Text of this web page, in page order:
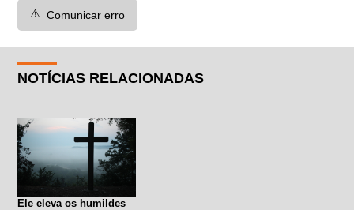
⚠️ Comunicar erro
NOTÍCIAS RELACIONADAS
Ele eleva os humildes